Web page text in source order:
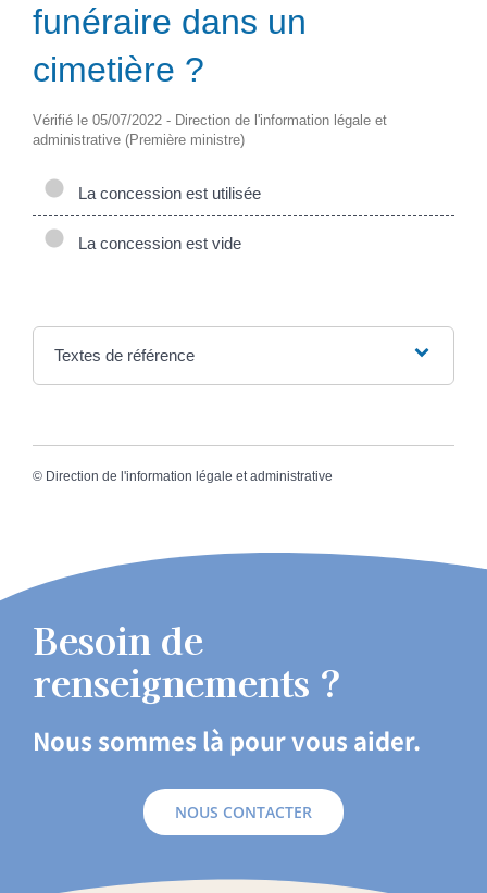
funéraire dans un
cimetière ?
Vérifié le 05/07/2022 - Direction de l'information légale et
administrative (Première ministre)
La concession est utilisée
La concession est vide
Textes de référence
© Direction de l'information légale et administrative
Besoin de
renseignements ?
Nous sommes là pour vous aider.
NOUS CONTACTER